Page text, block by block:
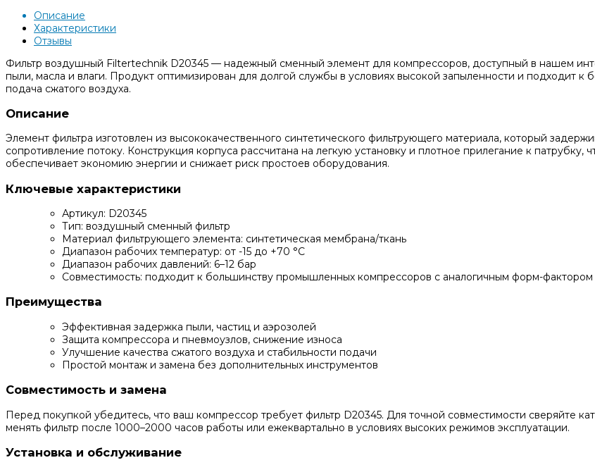
Описание
Характеристики
Отзывы
Фильтр воздушный Filtertechnik D20345 — надежный сменный элемент для компрессоров, доступный в нашем
пыли, масла и влаги. Продукт оптимизирован для долгой службы в условиях высокой запыленности и подходит
подача сжатого воздуха.
Описание
Элемент фильтра изготовлен из высококачественного синтетического фильтрующего материала, который
сопротивление потоку. Конструкция корпуса рассчитана на легкую установку и плотное прилегание к патрубку,
обеспечивает экономию энергии и снижает риск простоев оборудования.
Ключевые характеристики
Артикул: D20345
Тип: воздушный сменный фильтр
Материал фильтрующего элемента: синтетическая мембрана/ткань
Диапазон рабочих температур: от -15 до +70 °C
Диапазон рабочих давлений: 6–12 бар
Совместимость: подходит к большинству промышленных компрессоров с аналогичным форм-фактором
Преимущества
Эффективная задержка пыли, частиц и аэрозолей
Защита компрессора и пневмоузлов, снижение износа
Улучшение качества сжатого воздуха и стабильности подачи
Простой монтаж и замена без дополнительных инструментов
Совместимость и замена
Перед покупкой убедитесь, что ваш компрессор требует фильтр D20345. Для точной совместимости сверяйте
менять фильтр после 1000–2000 часов работы или ежеквартально в условиях высоких режимов эксплуатации.
Установка и обслуживание